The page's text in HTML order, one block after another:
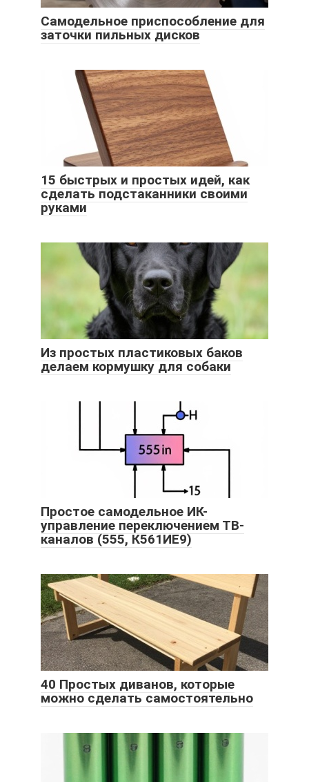
Самодельное приспособление для
заточки пильных дисков
15 быстрых и простых идей, как
сделать подстаканники своими
руками
Из простых пластиковых баков
делаем кормушку для собаки
Простое самодельное ИК-
управление переключением ТВ-
каналов (555, К561ИЕ9)
40 Простых диванов, которые
можно сделать самостоятельно